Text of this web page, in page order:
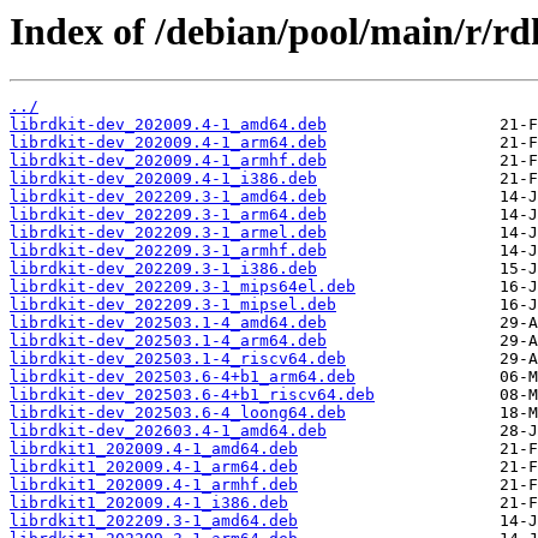
Index of /debian/pool/main/r/
../
librdkit-dev_202009.4-1_amd64.deb
librdkit-dev_202009.4-1_arm64.deb
librdkit-dev_202009.4-1_armhf.deb
librdkit-dev_202009.4-1_i386.deb
librdkit-dev_202209.3-1_amd64.deb
librdkit-dev_202209.3-1_arm64.deb
librdkit-dev_202209.3-1_armel.deb
librdkit-dev_202209.3-1_armhf.deb
librdkit-dev_202209.3-1_i386.deb
librdkit-dev_202209.3-1_mips64el.deb
librdkit-dev_202209.3-1_mipsel.deb
librdkit-dev_202503.1-4_amd64.deb
librdkit-dev_202503.1-4_arm64.deb
librdkit-dev_202503.1-4_riscv64.deb
librdkit-dev_202503.6-4+b1_arm64.deb
librdkit-dev_202503.6-4+b1_riscv64.deb
librdkit-dev_202503.6-4_loong64.deb
librdkit-dev_202603.4-1_amd64.deb
librdkit1_202009.4-1_amd64.deb
librdkit1_202009.4-1_arm64.deb
librdkit1_202009.4-1_armhf.deb
librdkit1_202009.4-1_i386.deb
librdkit1_202209.3-1_amd64.deb